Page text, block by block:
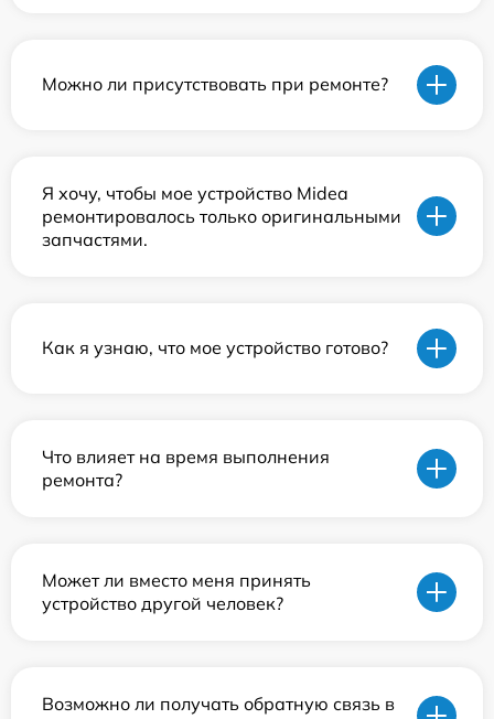
Можно ли присутствовать при ремонте?
Я хочу, чтобы мое устройство Midea
ремонтировалось только оригинальными
запчастями.
Как я узнаю, что мое устройство готово?
Что влияет на время выполнения
ремонта?
Может ли вместо меня принять
устройство другой человек?
Возможно ли получать обратную связь в